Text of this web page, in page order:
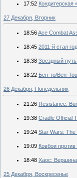
17:52 Кондитерская
27 Декабря, Вторник
18:56Ace Combat
18:45 2011-й стал
18:38 Звездный
18:22 Бен-то/Ben-Tou
26 Декабря, Понедельник
21:26 Resistance:
19:38 Cradle Official
19:24 Star Wars:
19:09 Ковбои
18:48 Хаос:
25 Декабря, Воскресенье